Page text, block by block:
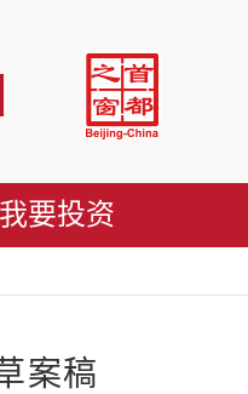
我要投资
案稿